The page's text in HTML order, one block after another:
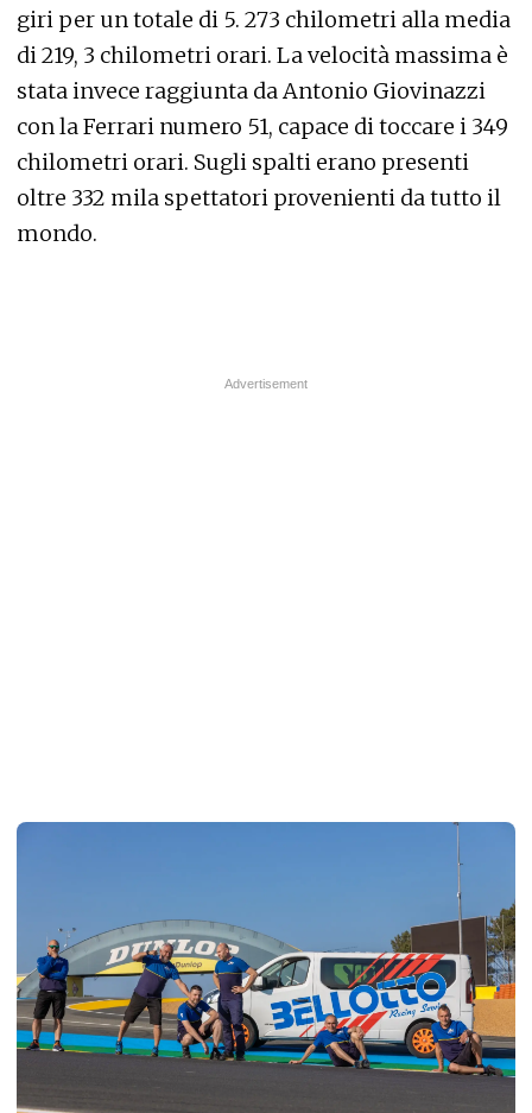
giri per un totale di 5. 273 chilometri alla media
di 219, 3 chilometri orari. La velocità massima è
stata invece raggiunta da Antonio Giovinazzi
con la Ferrari numero 51, capace di toccare i 349
chilometri orari. Sugli spalti erano presenti
oltre 332 mila spettatori provenienti da tutto il
mondo.